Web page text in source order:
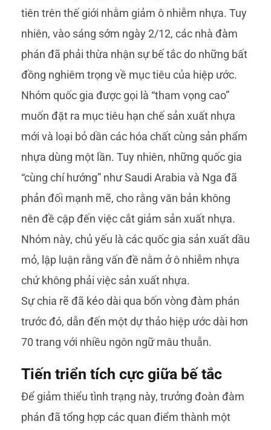
tiên trên thế giới nhằm giảm ô nhiễm nhựa. Tuy
nhiên, vào sáng sớm ngày 2/12, các nhà đàm
phán đã phải thừa nhận sự bế tắc do những bất
đồng nghiêm trọng về mục tiêu của hiệp ước.
Nhóm quốc gia được gọi là “tham vọng cao”
muốn đặt ra mục tiêu hạn chế sản xuất nhựa
mới và loại bỏ dần các hóa chất cùng sản phẩm
nhựa dùng một lần. Tuy nhiên, những quốc gia
“cùng chí hướng” như Saudi Arabia và Nga đã
phản đối mạnh mẽ, cho rằng văn bản không
nên đề cập đến việc cắt giảm sản xuất nhựa.
Nhóm này, chủ yếu là các quốc gia sản xuất dầu
mỏ, lập luận rằng vấn đề nằm ở ô nhiễm nhựa
chứ không phải việc sản xuất nhựa.
Sự chia rẽ đã kéo dài qua bốn vòng đàm phán
trước đó, dẫn đến một dự thảo hiệp ước dài hơn
70 trang với nhiều ngôn ngữ mâu thuẫn.
Tiến triển tích cực giữa bế tắc
Để giảm thiểu tình trạng này, trưởng đoàn đàm
phán đã tổng hợp các quan điểm thành một